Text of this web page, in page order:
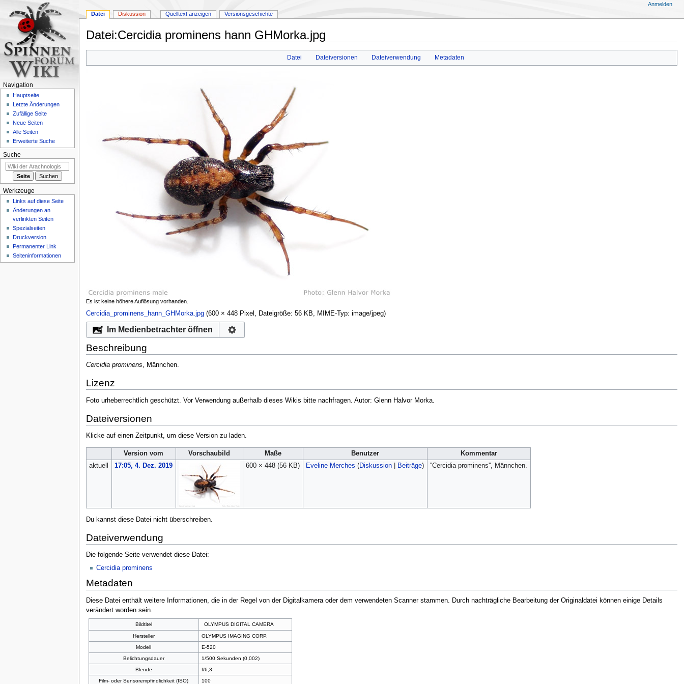
Datei:Cercidia prominens hann GHMorka.jpg
Datei Dateiversionen Dateiverwendung Metadaten
Es ist keine höhere Auflösung vorhanden.
Cercidia_prominens_hann_GHMorka.jpg‎ (600 × 448 Pixel, Dateigröße: 56 KB, MIME-Typ: image/jpeg)
Im Medienbetrachter öffnen
Beschreibung
Cercidia prominens, Männchen.
Lizenz
Foto urheberrechtlich geschützt. Vor Verwendung außerhalb dieses Wikis bitte nachfragen. Autor: Glenn Halvor Morka.
Dateiversionen
Klicke auf einen Zeitpunkt, um diese Version zu laden.
Version vom Vorschaubild Maße Benutzer
Kommentar
aktuell
17:05, 4. Dez. 2019 600 × 448 (56 KB) Eveline Merches (Diskussion| Beiträge) ''Cercidia prominens'', Männchen.
Du kannst diese Datei nicht überschreiben.
Dateiverwendung
Die folgende Seite verwendet diese Datei:
Cercidia prominens
Metadaten
Diese Datei enthält weitere Informationen, die in der Regel von der Digitalkamera oder dem verwendeten Scanner stammen. Durch nachträgliche Bearbeitung der Originaldatei können einige Details
verändert worden sein.
Bildtitel OLYMPUS DIGITAL CAMERA
Hersteller
OLYMPUS IMAGING CORP.
Modell
E-520
Belichtungsdauer
1/500 Sekunden (0,002)
Blende
f/6,3
Film- oder Sensorempfindlichkeit (ISO)
100
Datei Diskussion Quelltext anzeigen Versionsgeschichte
Anmelden
Navigation
Hauptseite
Letzte Änderungen
Zufällige Seite
Neue Seiten
Alle Seiten
Erweiterte Suche
Suche
Werkzeuge
Links auf diese Seite
Änderungen an
verlinkten Seiten
Spezialseiten
Druckversion
Permanenter Link
Seiten­­informationen